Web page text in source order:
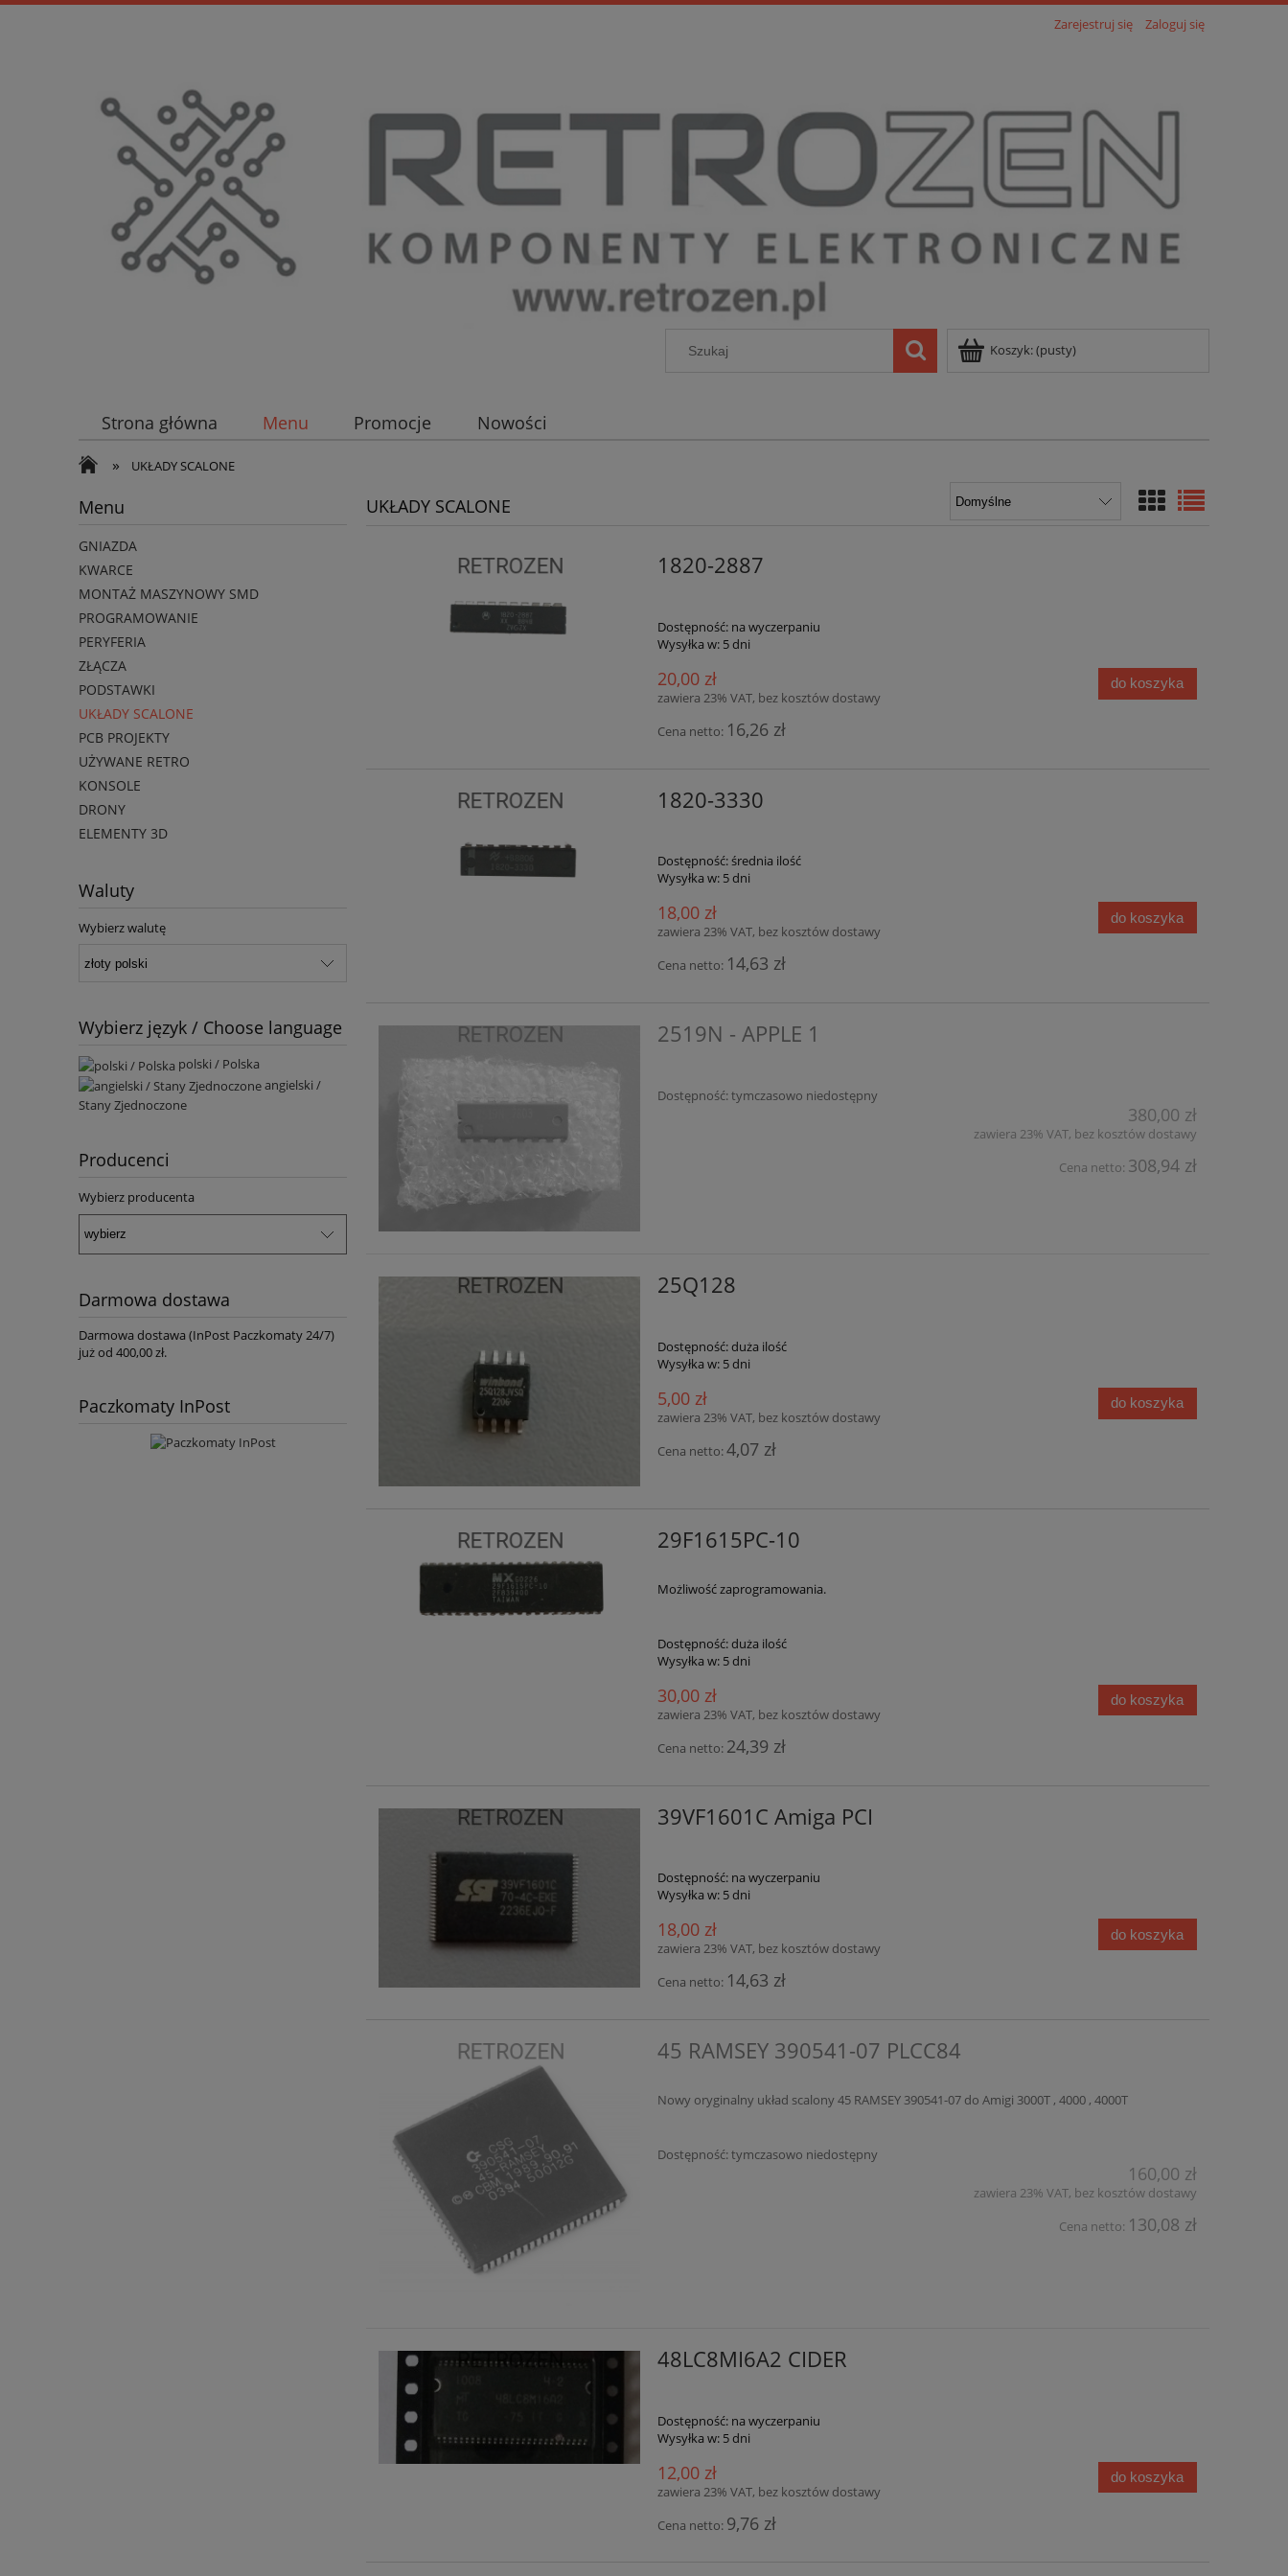
Zarejestruj się Zaloguj się
Koszyk:(pusty)
Strona główna Menu Promocje Nowości
» UKŁADY SCALONE
Menu
GNIAZDA
KWARCE
MONTAŻ MASZYNOWY SMD
PROGRAMOWANIE
PERYFERIA
ZŁĄCZA
PODSTAWKI
UKŁADY SCALONE
PCB PROJEKTY
UŻYWANE RETRO
KONSOLE
DRONY
ELEMENTY 3D
Waluty
Wybierz walutę
Wybierz język / Choose language
polski / Polska
angielski /
Stany Zjednoczone
Producenci
Wybierz producenta
Darmowa dostawa
Darmowa dostawa (InPost Paczkomaty 24/7)
już od 400,00 zł.
Paczkomaty InPost
UKŁADY SCALONE
1820-2887
Dostępność: na wyczerpaniu
Wysyłka w: 5 dni
20,00 zł
zawiera 23% VAT, bez kosztów dostawy
Cena netto: 16,26 zł
do koszyka
1820-3330
Dostępność:średnia ilość
Wysyłka w: 5 dni
18,00 zł
zawiera 23% VAT, bez kosztów dostawy
Cena netto: 14,63 zł
do koszyka
2519N - APPLE 1
Dostępność:tymczasowo niedostępny
380,00 zł
zawiera 23% VAT, bez kosztów dostawy
Cena netto: 308,94 zł
25Q128
Dostępność:duża ilość
Wysyłka w: 5 dni
5,00 zł
zawiera 23% VAT, bez kosztów dostawy
Cena netto:4,07 zł
do koszyka
29F1615PC-10
Możliwość zaprogramowania.
Dostępność:duża ilość
Wysyłka w: 5 dni
30,00 zł
zawiera 23% VAT, bez kosztów dostawy
Cena netto: 24,39 zł
do koszyka
39VF1601C Amiga PCI
Dostępność: na wyczerpaniu
Wysyłka w: 5 dni
18,00 zł
zawiera 23% VAT, bez kosztów dostawy
Cena netto: 14,63 zł
do koszyka
45 RAMSEY 390541-07 PLCC84
Nowy oryginalny układ scalony 45 RAMSEY 390541-07 do Amigi 3000T , 4000 , 4000T
Dostępność:tymczasowo niedostępny
160,00 zł
zawiera 23% VAT, bez kosztów dostawy
Cena netto: 130,08 zł
48LC8MI6A2 CIDER
Dostępność: na wyczerpaniu
Wysyłka w: 5 dni
12,00 zł
zawiera 23% VAT, bez kosztów dostawy
Cena netto: 9,76 zł
do koszyka